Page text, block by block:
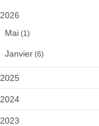
2026
Mai (1)
Janvier (6)
2025
2024
2023